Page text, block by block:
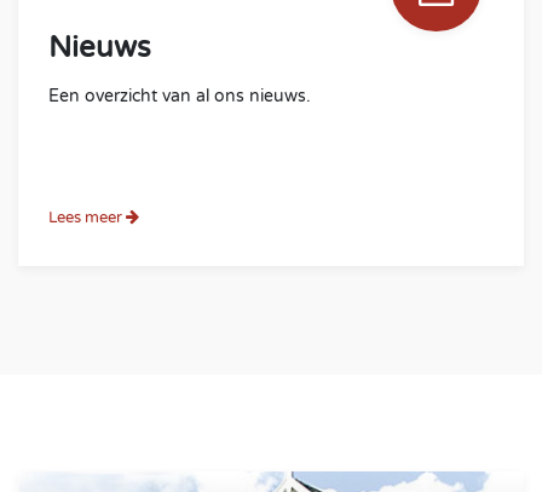
Nieuws
Een overzicht van al ons nieuws.
Lees meer